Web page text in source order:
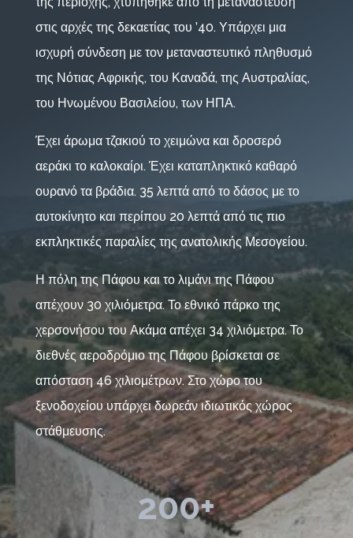
στις αρχές της δεκαετίας του ’40. Υπάρχει μια
ισχυρή σύνδεση με τον μεταναστευτικό πληθυσμό
της Νότιας Αφρικής, του Καναδά, της Αυστραλίας,
του Ηνωμένου Βασιλείου, των ΗΠΑ.
Έχει άρωμα τζακιού το χειμώνα και δροσερό
αεράκι το καλοκαίρι. Έχει καταπληκτικό καθαρό
ουρανό τα βράδια. 35 λεπτά από το δάσος με το
αυτοκίνητο και περίπου 20 λεπτά από τις πιο
εκπληκτικές παραλίες της ανατολικής Μεσογείου.
Η πόλη της Πάφου και το λιμάνι της Πάφου
απέχουν 30 χιλιόμετρα. Το εθνικό πάρκο της
χερσονήσου του Ακάμα απέχει 34 χιλιόμετρα. Το
διεθνές αεροδρόμιο της Πάφου βρίσκεται σε
απόσταση 46 χιλιομέτρων. Στο χώρο του
ξενοδοχείου υπάρχει δωρεάν ιδιωτικός χώρος
στάθμευσης.
200+